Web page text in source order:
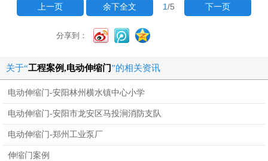
上一页 余下全文 1/5 下一页
分享到：
关于“工程案例,电动伸缩门”的相关资讯
电动伸缩门-安阳林州横水镇中心小学
电动伸缩门-安阳市龙安区马投涧消防支队
电动伸缩门-郑州工业泵厂
伸缩门案例